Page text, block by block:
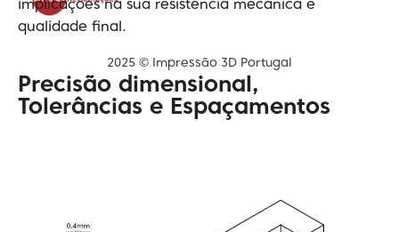
implicações na sua resistência mecânica e
qualidade final.
Precisão dimensional,
Tolerâncias e Espaçamentos
2025 © Impressão 3D Portugal